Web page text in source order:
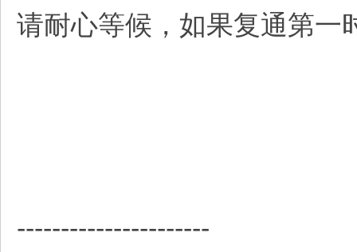
请耐心等候，如果复通第一
----------------------